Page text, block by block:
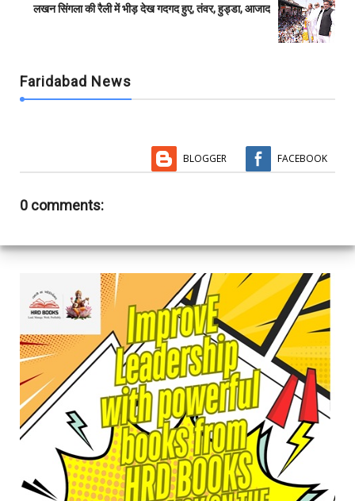
लखन सिंगला की रैली में भीड़ देख गदगद हुए, तंवर, हुड्डा, आजाद
Faridabad News
BLOGGER FACEBOOK
0 comments: